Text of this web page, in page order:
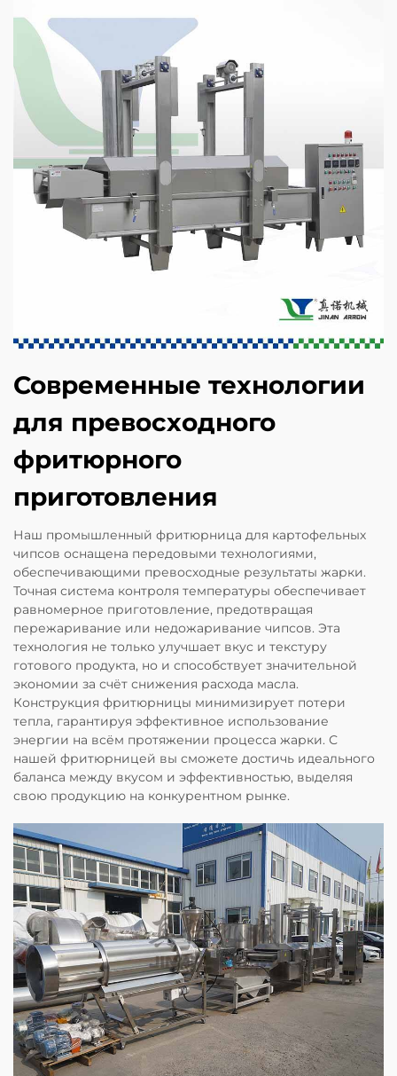
Современные технологии
для превосходного
фритюрного
приготовления
Наш промышленный фритюрница для картофельных
чипсов оснащена передовыми технологиями,
обеспечивающими превосходные результаты жарки.
Точная система контроля температуры обеспечивает
равномерное приготовление, предотвращая
пережаривание или недожаривание чипсов. Эта
технология не только улучшает вкус и текстуру
готового продукта, но и способствует значительной
экономии за счёт снижения расхода масла.
Конструкция фритюрницы минимизирует потери
тепла, гарантируя эффективное использование
энергии на всём протяжении процесса жарки. С
нашей фритюрницей вы сможете достичь идеального
баланса между вкусом и эффективностью, выделяя
свою продукцию на конкурентном рынке.